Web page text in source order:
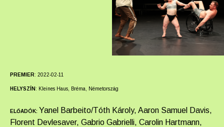
PREMIER: 2022-02-11
HELYSZÍN : Kleines Haus, Bréma, Németország
ELŐADÓK: Yanel Barbeito/Tóth Károly, Aaron Samuel Davis,
Florent Devlesaver, Gabrio Gabrielli, Carolin Hartmann,